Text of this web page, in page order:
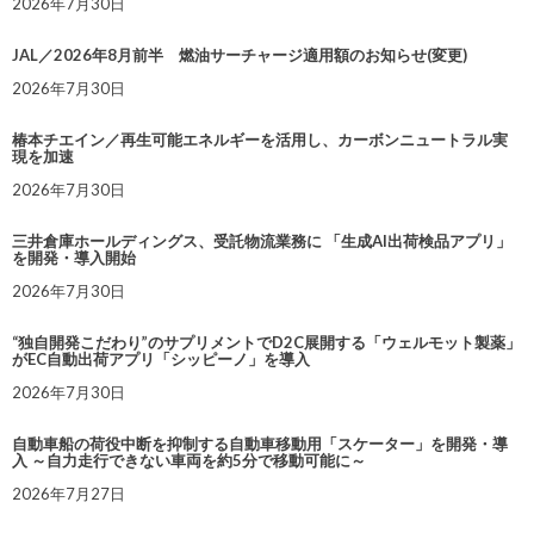
2026年7月30日
JAL／2026年8月前半 燃油サーチャージ適用額のお知らせ(変更)
2026年7月30日
椿本チエイン／再生可能エネルギーを活用し、カーボンニュートラル実
現を加速
2026年7月30日
三井倉庫ホールディングス、受託物流業務に 「生成AI出荷検品アプリ」
を開発・導入開始
2026年7月30日
“独自開発こだわり”のサプリメントでD2C展開する「ウェルモット製薬」
がEC自動出荷アプリ「シッピーノ」を導入
2026年7月30日
自動車船の荷役中断を抑制する自動車移動用「スケーター」を開発・導
入 ～自力走行できない車両を約5分で移動可能に～
2026年7月27日